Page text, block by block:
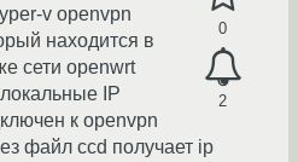
0
2
v openvpn
находится в
сети openwrt
IP
к openvpn
файл ccd получает ip